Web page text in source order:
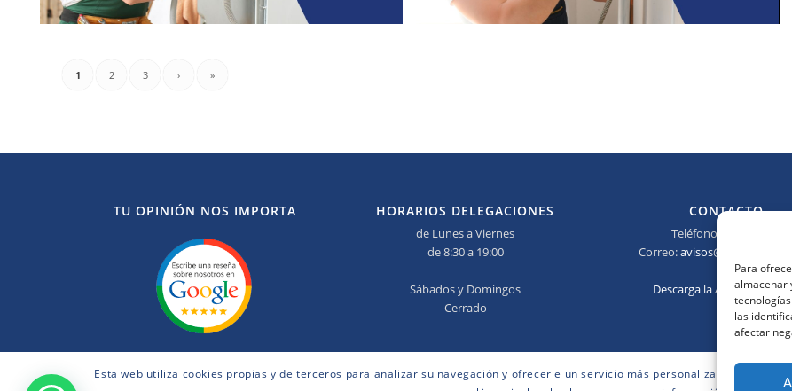
Para
almacenar
las
afectar
1 2 3 › »
TU OPINIÓN NOS IMPORTA HORARIOS DELEGACIONES
de Lunes a Viernes
de 8:30 a 19:00
Sábados y Domingos
Cerrado
CONTACTO
Teléfono:
Correo:
Descarga la App del
Esta web utiliza cookies propias y de terceros para analizar su navegación y ofrecerle un servicio más personalizado.